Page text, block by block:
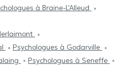
à Braine-L'Alleud
Psychologues à Godarville
Psychologues à Seneffe